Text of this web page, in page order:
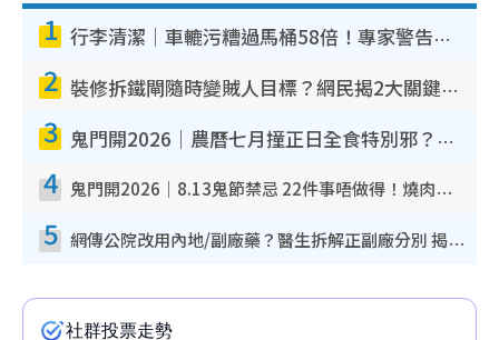
1 行李清潔｜車轆污糟過馬桶58倍！專家警告忌用酒精抹 教1招免污手除菌
2 裝修拆鐵閘隨時變賊人目標？網民揭2大關鍵用途：裝新式等於白裝？附新舊鐵閘分別
3 鬼門開2026｜農曆七月撞正日全食特別邪？專家警告切忌做一事！揭4大禁忌+2招保平安
4 鬼門開2026｜8.13鬼節禁忌 22件事唔做得！燒肉、刺身要少食？半夜勿吹口哨/打呢個電話
5 網傳公院改用內地/副廠藥？醫生拆解正副廠分別 揭4類人換藥隨時出事